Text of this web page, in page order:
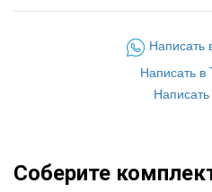
Написать
Написать в
Соберите